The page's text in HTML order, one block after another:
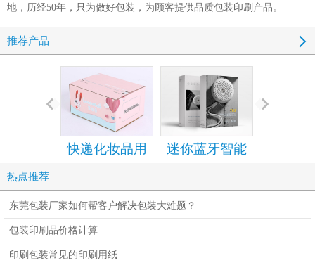
地，历经50年，只为做好包装，为顾客提供品质包装印刷产品。
推荐产品
快递化妆品用
迷你蓝牙智能
设计定制
热点推荐
东莞包装厂家如何帮客户解决包装大难题？
包装印刷品价格计算
印刷包装常见的印刷用纸